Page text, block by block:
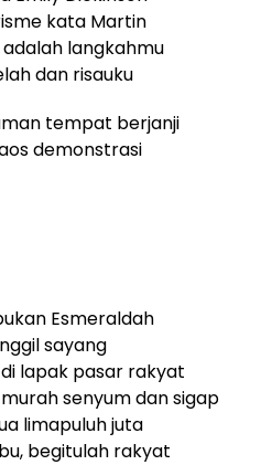
kata Martin
langkahmu
dan risauku
tempat berjanji
demonstrasi
Esmeraldah
sayang
lapak pasar rakyat
senyum dan sigap
limapuluh juta
begitulah rakyat